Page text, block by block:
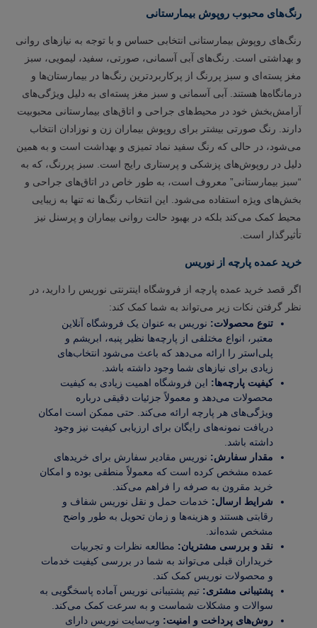
رنگ‌های محبوب روپوش بیمارستانی
رنگ‌های روپوش بیمارستانی انتخابی حساس و با توجه به نیازهای روانی
و بهداشتی است. رنگ‌های آبی آسمانی، صورتی، سفید، لیمویی، سبز
مغز پسته‌ای و سبز پررنگ از پرکاربردترین رنگ‌ها در بیمارستان‌ها و
درمانگاه‌ها هستند. آبی آسمانی و سبز مغز پسته‌ای به دلیل ویژگی‌های
آرامش‌بخش خود در محیط‌های جراحی و اتاق‌های بیمارستانی محبوبیت
دارند. رنگ صورتی بیشتر برای روپوش بیماران زن و نوزادان انتخاب
می‌شود، در حالی که رنگ سفید نماد تمیزی و بهداشت است و به همین
دلیل در روپوش‌های پزشکی و پرستاری رایج است. سبز پررنگ، که به
“سبز بیمارستانی” معروف است، به طور خاص در اتاق‌های جراحی و
بخش‌های ویژه استفاده می‌شود. این انتخاب رنگ‌ها نه تنها به زیبایی
محیط کمک می‌کند بلکه در بهبود حالت روانی بیماران و پرسنل نیز
تأثیرگذار است.
خرید عمده پارچه از نوریس
اگر قصد خرید عمده پارچه از فروشگاه اینترنتی نوریس را دارید، در
نظر گرفتن نکات زیر می‌تواند به شما کمک کند:
تنوع محصولات: نوریس به عنوان یک فروشگاه آنلاین
معتبر، انواع مختلفی از پارچه‌ها نظیر پنبه، ابریشم و
پلی‌استر را ارائه می‌دهد که باعث می‌شود انتخاب‌های
زیادی برای نیازهای شما وجود داشته باشد.
کیفیت پارچه‌ها: این فروشگاه اهمیت زیادی به کیفیت
محصولات می‌دهد و معمولاً جزئیات دقیقی درباره
ویژگی‌های هر پارچه ارائه می‌کند. حتی ممکن است امکان
دریافت نمونه‌‌های رایگان برای ارزیابی کیفیت نیز وجود
داشته باشد.
مقدار سفارش: نوریس مقادیر سفارش برای خریدهای
عمده مشخص کرده است که معمولاً منطقی بوده و امکان
خرید مقرون به صرفه را فراهم می‌کند.
شرایط ارسال: خدمات حمل و نقل نوریس شفاف و
رقابتی هستند و هزینه‌ها و زمان تحویل به طور واضح
مشخص شده‌اند.
نقد و بررسی مشتریان: مطالعه نظرات و تجربیات
خریداران قبلی می‌تواند به شما در بررسی کیفیت خدمات
و محصولات نوریس کمک کند.
پشتیبانی مشتری: تیم پشتیبانی نوریس آماده پاسخگویی به
سوالات و مشکلات شماست و به سرعت کمک می‌کند.
روش‌های پرداخت و امنیت: وب‌سایت نوریس دارای